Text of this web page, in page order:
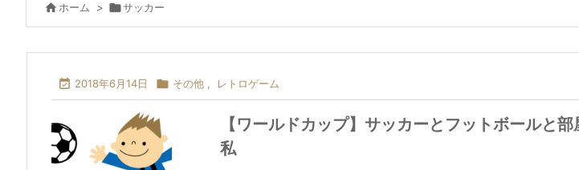
 ホーム > サッカー
 2018年6月14日  その他 , レトロゲーム
【ワールドカップ】サッカーとフットボールと
私